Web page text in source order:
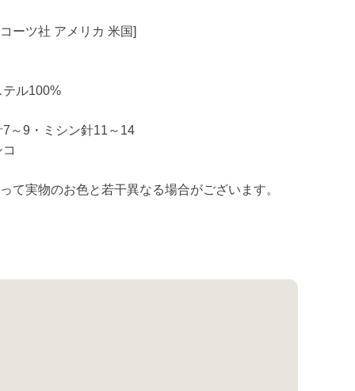
増ーツ社 アメリカ 米国]
ル100%
～9・ミシン針11～14
て実物のお色と若干異なる場合がございます。